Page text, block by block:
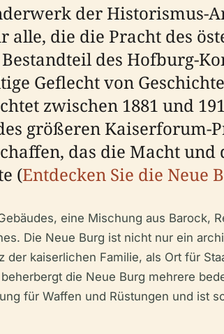
der
die die Pracht des
des Hofburg-
Geflecht von
zwischen 1881 und
größeren
das die Macht
(Entdecken Sie die Neue
eine Mischung aus Barock,
Die Neue Burg ist nicht nur ein
der kaiserlichen Familie, als Ort für
die Neue Burg mehrere
für Waffen und Rüstungen und ist